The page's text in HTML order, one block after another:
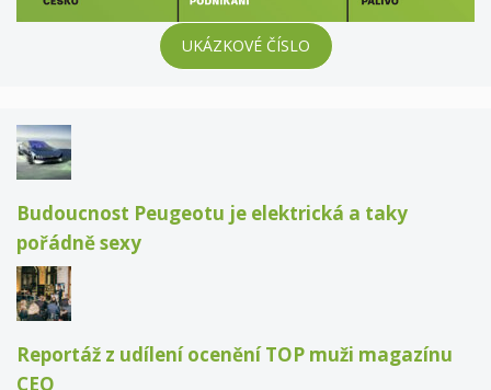
UKÁZKOVÉ ČÍSLO
Budoucnost Peugeotu je elektrická a taky
pořádně sexy
Reportáž z udílení ocenění TOP muži magazínu
CEO